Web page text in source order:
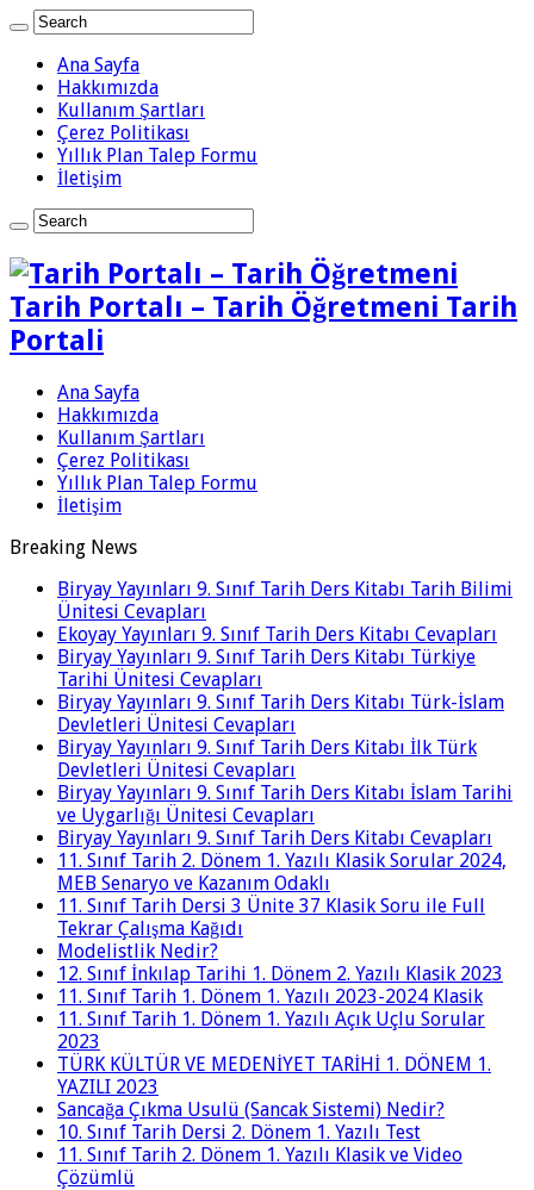
Ana Sayfa
Hakkımızda
Kullanım Şartları
Çerez Politikası
Yıllık Plan Talep Formu
İletişim
Tarih Portalı – Tarih Öğretmeni Tarih
Portali
Ana Sayfa
Hakkımızda
Kullanım Şartları
Çerez Politikası
Yıllık Plan Talep Formu
İletişim
Breaking News
Biryay Yayınları 9. Sınıf Tarih Ders Kitabı Tarih Bilimi
Ünitesi Cevapları
Ekoyay Yayınları 9. Sınıf Tarih Ders Kitabı Cevapları
Biryay Yayınları 9. Sınıf Tarih Ders Kitabı Türkiye
Tarihi Ünitesi Cevapları
Biryay Yayınları 9. Sınıf Tarih Ders Kitabı Türk-İslam
Devletleri Ünitesi Cevapları
Biryay Yayınları 9. Sınıf Tarih Ders Kitabı İlk Türk
Devletleri Ünitesi Cevapları
Biryay Yayınları 9. Sınıf Tarih Ders Kitabı İslam Tarihi
ve Uygarlığı Ünitesi Cevapları
Biryay Yayınları 9. Sınıf Tarih Ders Kitabı Cevapları
11. Sınıf Tarih 2. Dönem 1. Yazılı Klasik Sorular 2024,
MEB Senaryo ve Kazanım Odaklı
11. Sınıf Tarih Dersi 3 Ünite 37 Klasik Soru ile Full
Tekrar Çalışma Kağıdı
Modelistlik Nedir?
12. Sınıf İnkılap Tarihi 1. Dönem 2. Yazılı Klasik 2023
11. Sınıf Tarih 1. Dönem 1. Yazılı 2023-2024 Klasik
11. Sınıf Tarih 1. Dönem 1. Yazılı Açık Uçlu Sorular
2023
TÜRK KÜLTÜR VE MEDENİYET TARİHİ 1. DÖNEM 1.
YAZILI 2023
Sancağa Çıkma Usulü (Sancak Sistemi) Nedir?
10. Sınıf Tarih Dersi 2. Dönem 1. Yazılı Test
11. Sınıf Tarih 2. Dönem 1. Yazılı Klasik ve Video
Çözümlü